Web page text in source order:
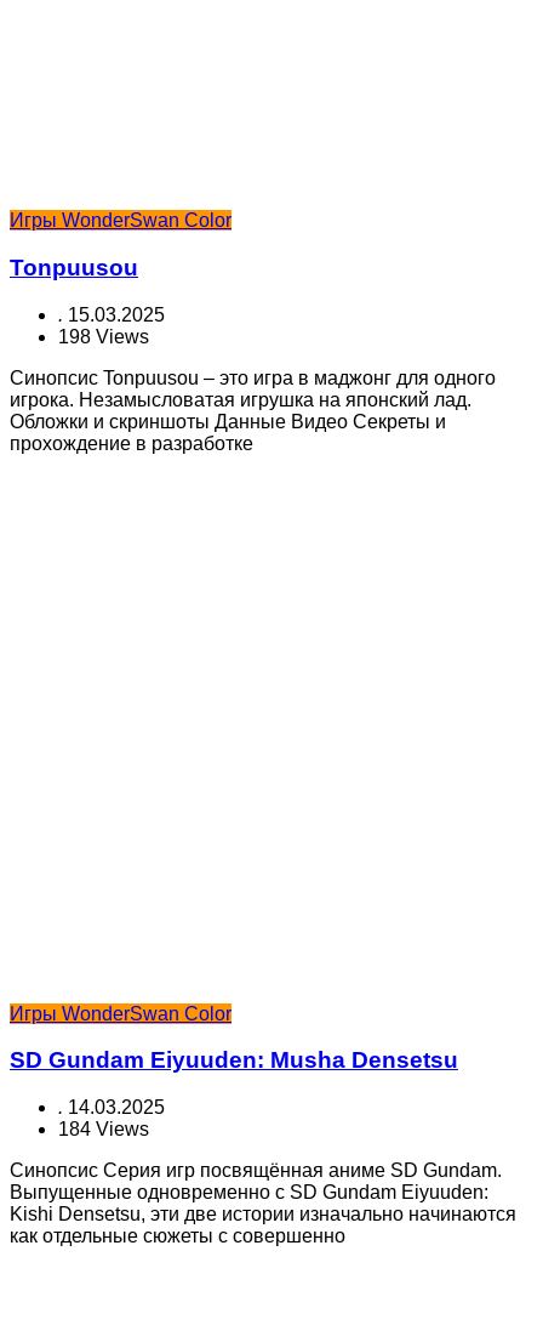
Игры WonderSwan Color
Tonpuusou
. 15.03.2025
198 Views
Синопсис Tonpuusou – это игра в маджонг для одного
игрока. Незамысловатая игрушка на японский лад.
Обложки и скриншоты Данные Видео Секреты и
прохождение в разработке
Игры WonderSwan Color
SD Gundam Eiyuuden: Musha Densetsu
. 14.03.2025
184 Views
Синопсис Серия игр посвящённая аниме SD Gundam.
Выпущенные одновременно с SD Gundam Eiyuuden:
Kishi Densetsu, эти две истории изначально начинаются
как отдельные сюжеты с совершенно